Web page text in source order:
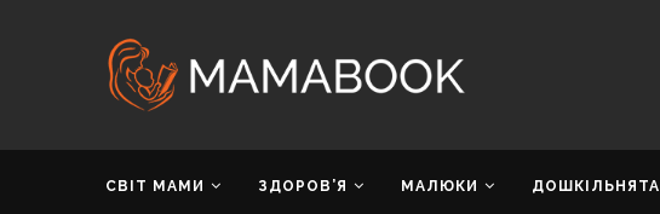
СВІТ МАМИ ЗДОРОВ’Я МАЛЮКИ ДОШКІЛЬНЯТА